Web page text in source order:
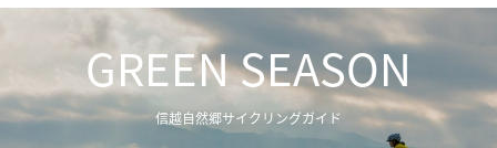
GREEN SEASON
信越自然郷サイクリングガイド